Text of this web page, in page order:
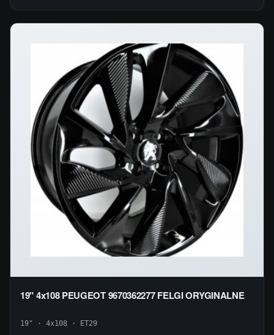
19" 4x108 PEUGEOT 9670362277 FELGI ORYGINALNE
19" · 4x108 · ET29